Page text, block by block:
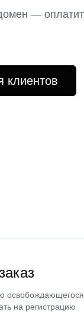
—
клиентов
освобождающегося
на регистрацию